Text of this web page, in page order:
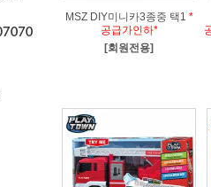
MSZ DIY미니카3종중 택1 *
공급가인하*
[회원전용]